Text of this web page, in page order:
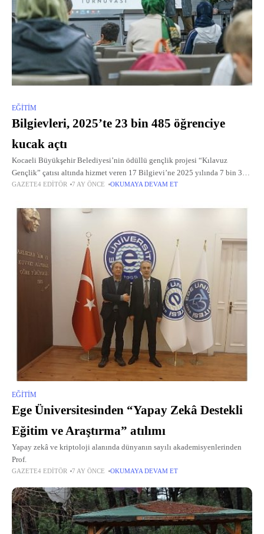
EĞITIM
Bilgievleri, 2025’te 23 bin 485 öğrenciye
kucak açtı
Kocaeli Büyükşehir Belediyesi’nin ödüllü gençlik projesi “Kılavuz
Gençlik” çatısı altında hizmet veren 17 Bilgievi’ne 2025 yılında 7 bin 394
öğrenci yeni kayıt yaptırdı.
GAZETE4 EDITÖR 7 AY ÖNCE OKUMAYA DEVAM ET
EĞITIM
Ege Üniversitesinden “Yapay Zekâ Destekli
Eğitim ve Araştırma” atılımı
Yapay zekâ ve kriptoloji alanında dünyanın sayılı akademisyenlerinden
Prof.
GAZETE4 EDITÖR 7 AY ÖNCE OKUMAYA DEVAM ET